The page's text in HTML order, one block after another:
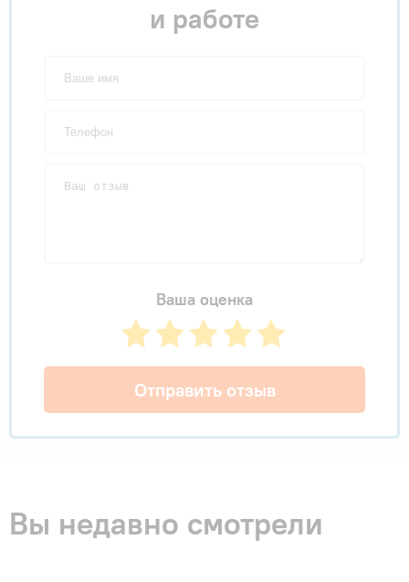
и работе
Ваша оценка
Отправить отзыв
Вы недавно смотрели